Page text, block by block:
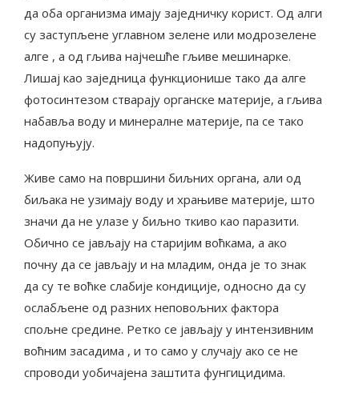
да оба организма имају заједничку корист. Од алги
су заступљене углавном зелене или модрозелене
алге , а од гљива најчешће гљиве мешинарке.
Лишај као заједница функционише тако да алге
фотосинтезом стварају органске материје, а гљива
набавља воду и минералне материје, па се тако
надопуњују.
Живе само на површини биљних органа, али од
биљака не узимају воду и храњиве материје, што
значи да не улазе у биљно ткиво као паразити.
Обично се јављају на старијим воћкама, а ако
почну да се јављају и на младим, онда је то знак
да су те воћке слабије кондиције, односно да су
ослабљене од разних неповољних фактора
спољне средине. Ретко се јављају у интензивним
воћним засадима , и то само у случају ако се не
спроводи уобичајена заштита фунгицидима.